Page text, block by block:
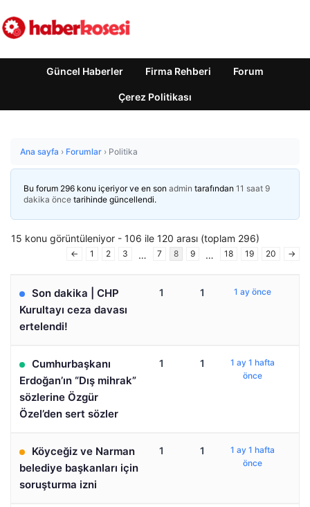
Güncel Haberler Firma Rehberi Forum
Çerez Politikası
Ana sayfa › Forumlar › Politika
Bu forum 296 konu içeriyor ve en son admin tarafından 11 saat 9
dakika önce tarihinde güncellendi.
15 konu görüntüleniyor - 106 ile 120 arası (toplam 296)
← 1 2 3 … 7 8 9 … 18 19 20 →
Son dakika | CHP
Kurultayı ceza davası
ertelendi!
1 1 1 ay önce
Cumhurbaşkanı
Erdoğan’ın “Dış mihrak”
sözlerine Özgür
Özel’den sert sözler
1 1
1 ay 1 hafta
önce
Köyceğiz ve Narman
belediye başkanları için
soruşturma izni
1 1
1 ay 1 hafta
önce